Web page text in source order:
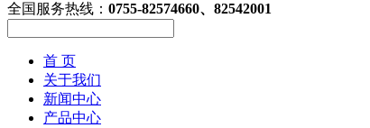
全国服务热线： 0755-82574660、82542001
首 页
关于我们
新闻中心
产品中心